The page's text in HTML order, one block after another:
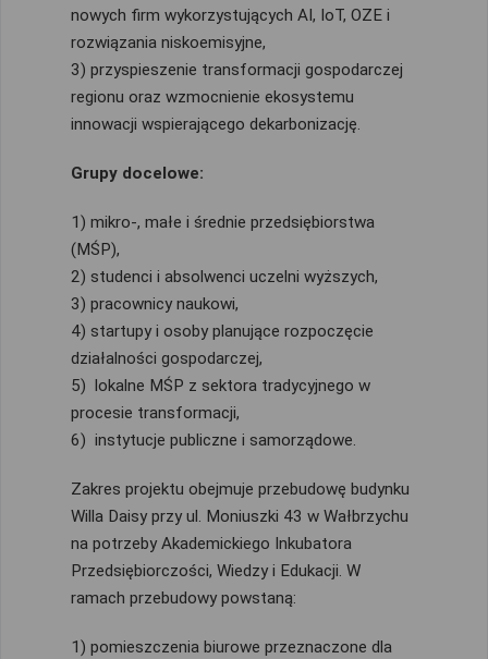
nowych firm wykorzystujących AI, IoT, OZE i
rozwiązania niskoemisyjne,
3) przyspieszenie transformacji gospodarczej
regionu oraz wzmocnienie ekosystemu
innowacji wspierającego dekarbonizację.
Grupy docelowe:
1) mikro-, małe i średnie przedsiębiorstwa
(MŚP),
2) studenci i absolwenci uczelni wyższych,
3) pracownicy naukowi,
4) startupy i osoby planujące rozpoczęcie
działalności gospodarczej,
5) lokalne MŚP z sektora tradycyjnego w
procesie transformacji,
6) instytucje publiczne i samorządowe.
Zakres projektu obejmuje przebudowę budynku
Willa Daisy przy ul. Moniuszki 43 w Wałbrzychu
na potrzeby Akademickiego Inkubatora
Przedsiębiorczości, Wiedzy i Edukacji. W
ramach przebudowy powstaną:
1) pomieszczenia biurowe przeznaczone dla